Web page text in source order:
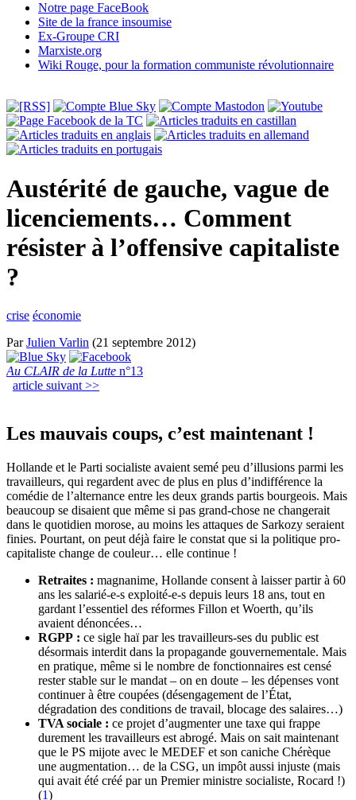
Notre page FaceBook
Site de la france insoumise
Ex-Groupe CRI
Marxiste.org
Wiki Rouge, pour la formation communiste révolutionnaire
Austérité de gauche, vague de
licenciements… Comment
résister à l’offensive capitaliste
?
crise économie
ParJulien Varlin (21 septembre 2012)
Au CLAIR de la Lutte n°13
article suivant >>
Les mauvais coups, c’est maintenant !
Hollande et le Parti socialiste avaient semé peu d’illusions parmi les
travailleurs, qui regardent avec de plus en plus d’indifférence la
comédie de l’alternance entre les deux grands partis bourgeois. Mais
beaucoup se disaient que même si pas grand-chose ne changerait
dans le quotidien morose, au moins les attaques de Sarkozy seraient
finies. Pourtant, on peut déjà faire le constat que si la politique pro-
capitaliste change de couleur… elle continue !
Retraites : magnanime, Hollande consent à laisser partir à 60
ans les salarié-e-s exploité-e-s depuis leurs 18 ans, tout en
gardant l’essentiel des réformes Fillon et Woerth, qu’ils
avaient dénoncées…
RGPP : ce sigle haï par les travailleurs-ses du public est
désormais interdit dans la propagande gouvernementale. Mais
en pratique, même si le nombre de fonctionnaires est censé
rester stable sur le mandat – on en doute – les dépenses vont
continuer à être coupées (désengagement de l’État,
dégradation des conditions de travail, blocage des salaires…)
TVA sociale : ce projet d’augmenter une taxe qui frappe
durement les travailleurs est abrogé. Mais on sait maintenant
que le PS mijote avec le MEDEF et son caniche Chérèque
une augmentation… de la CSG, un impôt aussi injuste (mais
qui avait été créé par un Premier ministre socialiste, Rocard !)
(1)